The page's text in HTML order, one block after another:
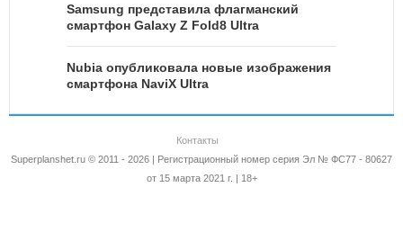
Samsung представила флагманский
смартфон Galaxy Z Fold8 Ultra
Nubia опубликовала новые изображения
смартфона NaviX Ultra
Контакты
Superplanshet.ru © 2011 - 2026 | Регистрационный номер серия Эл № ФС77 - 80627
от 15 марта 2021 г. | 18+